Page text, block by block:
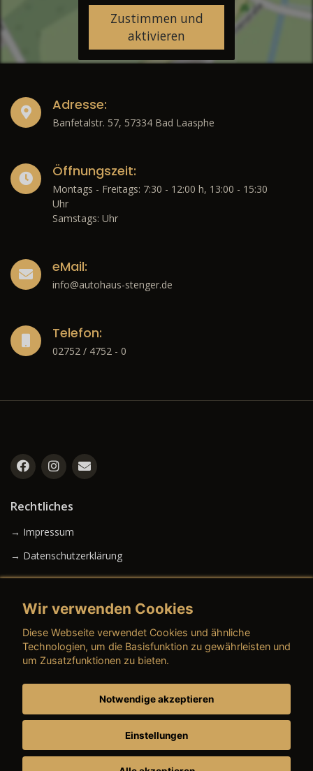
Zustimmen und
aktivieren
Adresse:
Banfetalstr. 57, 57334 Bad Laasphe
Öffnungszeit:
Montags - Freitags: 7:30 - 12:00 h, 13:00 - 15:30
Uhr
Samstags: Uhr
eMail:
info@autohaus-stenger.de
Telefon:
02752 / 4752 - 0
Rechtliches
→ Impressum
→ Datenschutzerklärung
→ AGB (Gebrauchtwagen)
→ AGB (Teile & Zubehör)
→ AGB (Dienstleistungen)
Wir verwenden Cookies
Diese Webseite verwendet Cookies und ähnliche
Technologien, um die Basisfunktion zu gewährleisten und
um Zusatzfunktionen zu bieten.
Notwendige akzeptieren
Einstellungen